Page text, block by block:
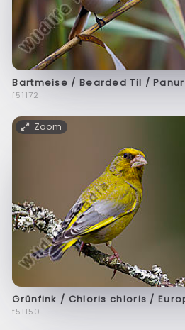
Bartmeise / Bearded Til /
f51172
Zoom
Grünfink / Chloris chloris /
f51150